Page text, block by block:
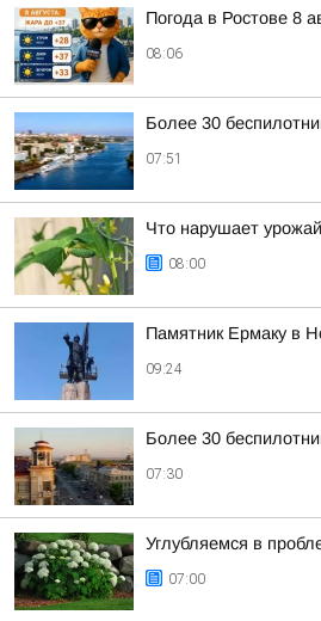
Погода в Ростове 8
08:06
Более 30
07:51
Что нарушает
08:00
Памятник Ермаку в
09:24
Более 30
07:30
Углубляемся в
07:00